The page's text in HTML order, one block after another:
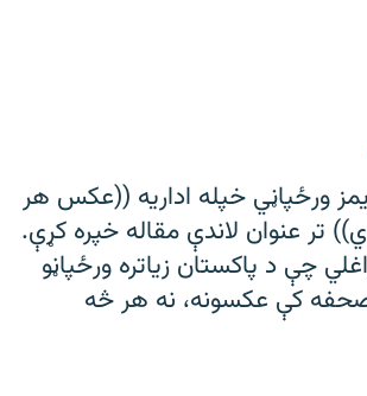
ورځپاڼي خپله اداريه ((عکس هر
تر عنوان لاندې مقاله خپره کړې.
چې د پاکستان زياتره ورځپاڼو
کې عکسونه، نه هر څه